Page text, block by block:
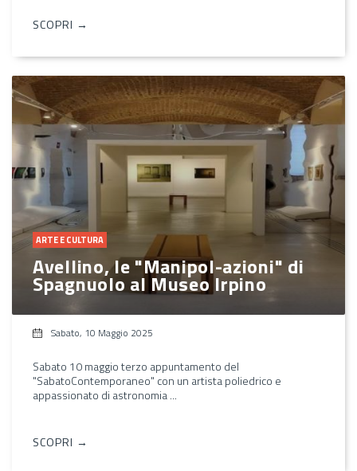
SCOPRI →
ARTE E CULTURA
Avellino, le "Manipol-azioni" di
Spagnuolo al Museo Irpino
Sabato, 10 Maggio 2025
Sabato 10 maggio terzo appuntamento del
"SabatoContemporaneo" con un artista poliedrico e
appassionato di astronomia ...
SCOPRI →